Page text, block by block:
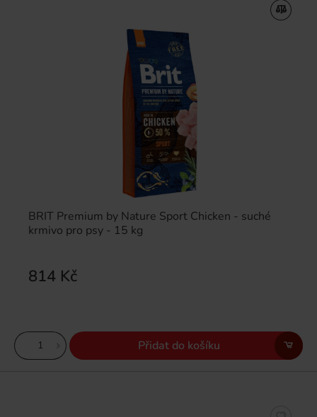
BRIT Premium by Nature Sport Chicken - suché
krmivo pro psy - 15 kg
814 Kč
Přidat do košíku